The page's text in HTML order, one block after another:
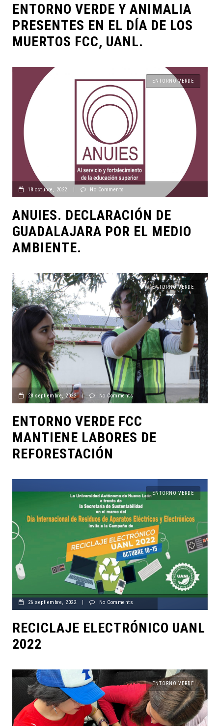
ENTORNO VERDE Y ANIMALIA
PRESENTES EN EL DÍA DE LOS
MUERTOS FCC, UANL.
ENTORNO VERDE
18 octubre, 2022 | No Comments
ANUIES. DECLARACIÓN DE
GUADALAJARA POR EL MEDIO
AMBIENTE.
ENTORNO VERDE
28 septiembre, 2022 | No Comments
ENTORNO VERDE FCC
MANTIENE LABORES DE
REFORESTACIÓN
ENTORNO VERDE
26 septiembre, 2022 | No Comments
RECICLAJE ELECTRÓNICO UANL
2022
ENTORNO VERDE